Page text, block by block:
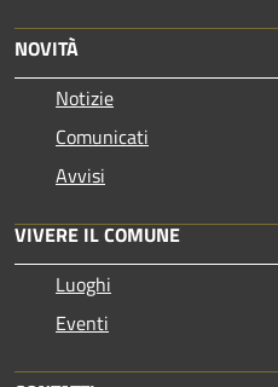
NOVITÀ
Notizie
Comunicati
Avvisi
VIVERE IL COMUNE
Luoghi
Eventi